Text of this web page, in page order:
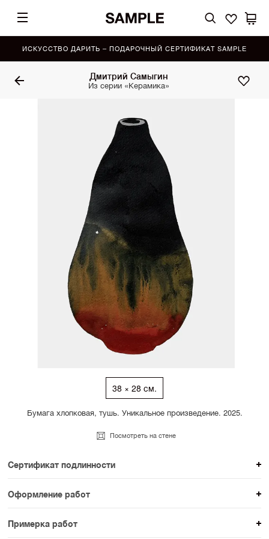
ИСКУССТВО ДАРИТЬ – ПОДАРОЧНЫЙ СЕРТИФИКАТ SAMPLE
Дмитрий Самыгин
Из серии «Керамика»
38 × 28 см.
Бумага хлопковая, тушь. Уникальное произведение. 2025.
Посмотреть на стене
Сертификат подлинности
К каждому авторскому произведению мы
прикладываем сертификат подлинности. Для товаров
раздела SAMPLE СЕРИЯ сертификаты не
Оформление работ
При покупке произведения вы можете выбрать и
оплатить вариант оформления. На сайте доступен
Примерка работ